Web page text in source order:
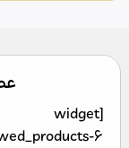
[widget
6"]